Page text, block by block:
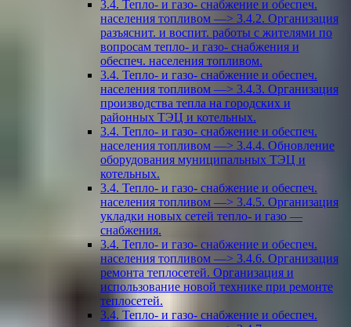
3.4. Тепло- и газо- снабжение и обеспеч.
населения топливом —> 3.4.2. Организация
разъяснит. и воспит. работы с жителями по
вопросам тепло- и газо- снабжения и
обеспеч. населения топливом.
3.4. Тепло- и газо- снабжение и обеспеч.
населения топливом —> 3.4.3. Организация
производства тепла на городских и
районных ТЭЦ и котельных.
3.4. Тепло- и газо- снабжение и обеспеч.
населения топливом —> 3.4.4. Обновление
оборудования муниципальных ТЭЦ и
котельных.
3.4. Тепло- и газо- снабжение и обеспеч.
населения топливом —> 3.4.5. Организация
укладки новых сетей тепло- и газо —
снабжения.
3.4. Тепло- и газо- снабжение и обеспеч.
населения топливом —> 3.4.6. Организация
ремонта теплосетей. Организация и
использование новой технике при ремонте
теплосетей.
3.4. Тепло- и газо- снабжение и обеспеч.